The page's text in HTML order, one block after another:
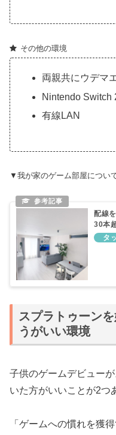
その他の環境
両親共にウデマ
Nintendo Switch
有線LAN
▼我が家のゲーム部屋につい
配線
30本
ンプ
スプラトゥーン
うがいい環境
子供のゲームデビュー
いた方がいいことが2つ
「ゲームへの慣れを獲